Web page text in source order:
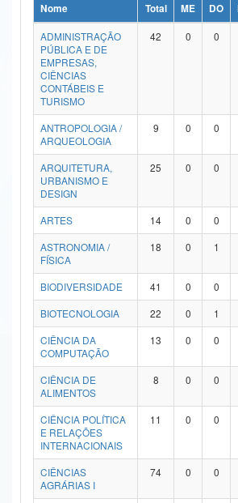
Ministério da Ciência, Tecnologia, Inovações e
Ministério do Meio Ambiente
Ministério do Turismo
Ministério do Desenvolvimento Regional
Controladoria-Geral da União
Ministério da Mulher, da Família e dos Direitos Humanos
Secretaria de Governo
Advocacia-Geral da União
Banco Central do Brasil
Nome Total ME DO
ADMINISTRAÇÃO
PÚBLICA E DE
EMPRESAS,
CIÊNCIAS
CONTÁBEIS E
TURISMO
42 0 0
ANTROPOLOGIA /
ARQUEOLOGIA
9 0 0
ARQUITETURA,
URBANISMO E
DESIGN
25 0 0
ARTES 14 0 0
ASTRONOMIA /
FÍSICA
18 0 1
BIODIVERSIDADE 41 0 0
BIOTECNOLOGIA
22 0 1
CIÊNCIA DA
COMPUTAÇÃO
13 0 0
CIÊNCIA DE
ALIMENTOS
8 0 0
CIÊNCIA POLÍTICA
E RELAÇÕES
INTERNACIONAIS
11 0 0
CIÊNCIAS
AGRÁRIAS I
74 0 0